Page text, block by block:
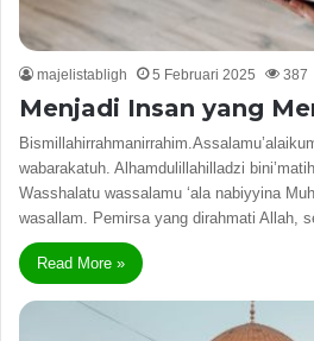
majelistabligh 5 Februari 2025 387
Menjadi Insan yang
wabarakatuh. Alhamdulillahilladzi
Wasshalatu wassalamu ‘ala nabiyyina
wasallam. Pemirsa yang dirahmati Allah,
Read More »